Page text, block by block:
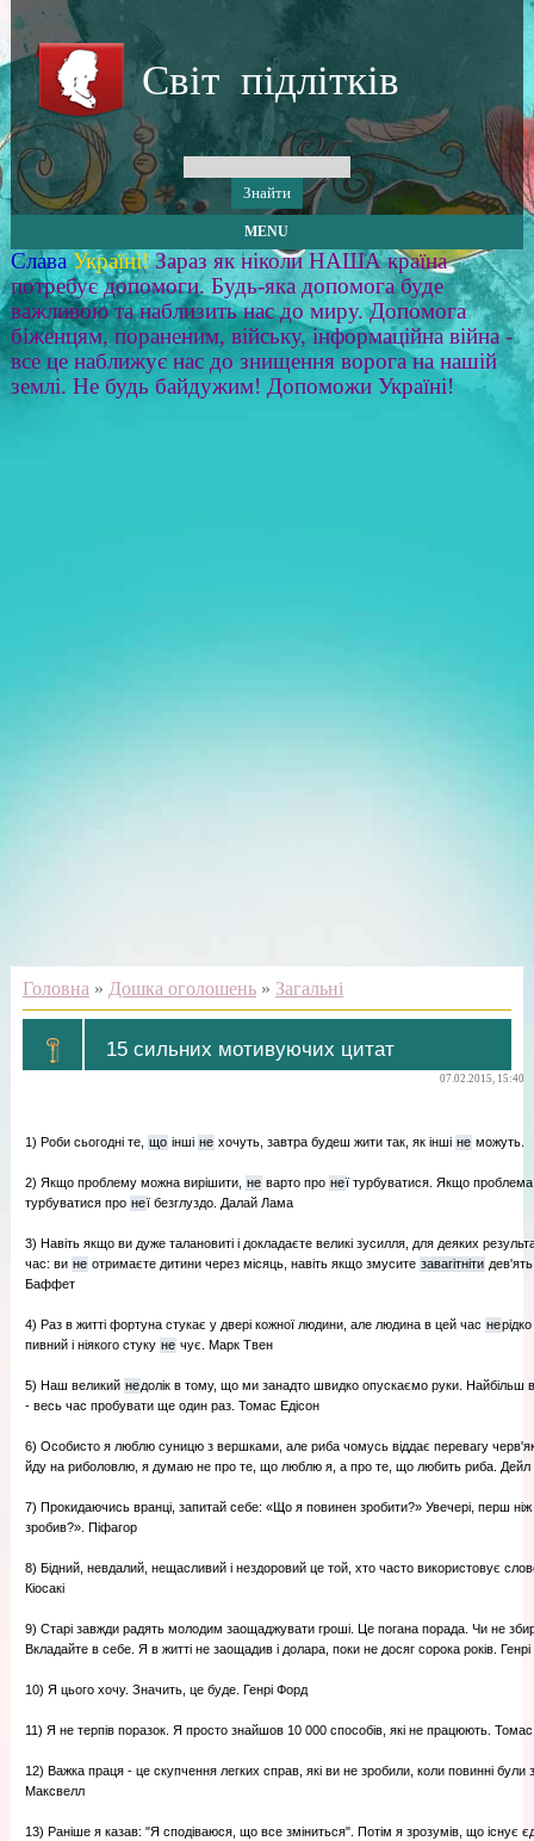
Світ підлітків
MENU
Слава Україні! Зараз як ніколи НАША країна
потребує допомоги. Будь-яка допомога буде
важливою та наблизить нас до миру. Допомога
біженцям, пораненим, війську, інформаційна війна -
все це наближує нас до знищення ворога на нашій
землі. Не будь байдужим! Допоможи Україні!
Головна » Дошка оголошень» Загальні
15 сильних мотивуючих цитат
07.02.2015, 15:40
1) Роби сьогодні те, що інші не хочуть, завтра будеш жити так, як інші не можуть.
2) Якщо проблему можна вирішити, не варто про неї турбуватися. Якщо
турбуватися про неї безглуздо. Далай Лама
3) Навіть якщо ви дуже талановиті і докладаєте великі зусилля, для деяких
час: ви не отримаєте дитини через місяць, навіть якщо змусите завагітніти
Баффет
4) Раз в житті фортуна стукає у двері кожної людини, але людина в цей час не
пивний і ніякого стуку не чує. Марк Твен
5) Наш великий недолік в тому, що ми занадто швидко опускаємо руки. Найбільш
- весь час пробувати ще один раз. Томас Едісон
6) Особисто я люблю суницю з вершками, але риба чомусь віддає перевагу
йду на риболовлю, я думаю не про те, що люблю я, а про те, що любить риба. Дейл
7) Прокидаючись вранці, запитай себе: «Що я повинен зробити?» Увечері, перш
зробив?». Піфагор
8) Бідний, невдалий, нещасливий і нездоровий це той, хто часто використовує
Кіосакі
9) Старі завжди радять молодим заощаджувати гроші. Це погана порада. Чи не
Вкладайте в себе. Я в житті не заощадив і долара, поки не досяг сорока років.
10) Я цього хочу. Значить, це буде. Генрі Форд
11) Я не терпів поразок. Я просто знайшов 10 000 способів, які не працюють. Томас
12) Важка праця - це скупчення легких справ, які ви не зробили, коли повинні були
Максвелл
13) Раніше я казав: "Я сподіваюся, що все зміниться". Потім я зрозумів, що існує